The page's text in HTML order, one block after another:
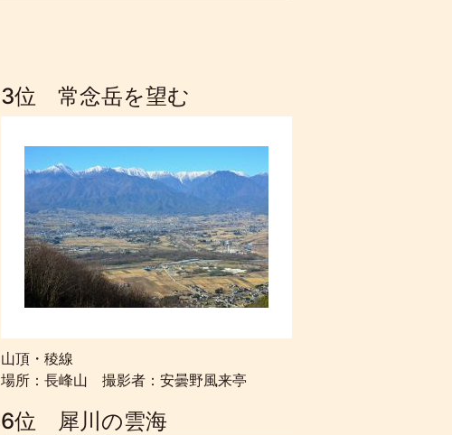
3位 常念岳を望む
山頂・稜線
場所：長峰山 撮影者：安曇野風来亭
6位 犀川の雲海